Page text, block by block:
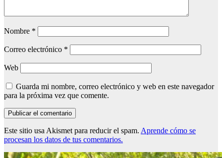
Nombre *
Correo electrónico *
Web
Guarda mi nombre, correo electrónico y web en este navegador
para la próxima vez que comente.
Este sitio usa Akismet para reducir el spam. Aprende cómo se
procesan los datos de tus comentarios.